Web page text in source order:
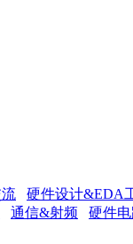
硬件设计&EDA
通信&射频 硬件